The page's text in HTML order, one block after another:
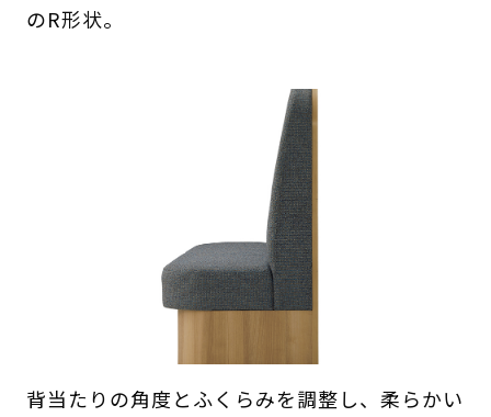
のR形状。
背当たりの角度とふくらみを調整し、柔らかい